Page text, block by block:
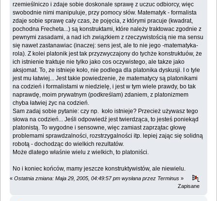
rzemieślniczo i zdaje sobie doskonale sprawę z uczuc odbiorcy, więc
swobodnie nimi manipuluje, przy pomocy słów. Matematyk - formalista
zdaje sobie sprawę cały czas, że pojęcia, z którymi pracuje (kwadrat,
pochodna Frecheta...) są konstruktami, które należy traktowac zgodnie z
pewnymi zasadami, a nad ich związkiem z rzeczywistością nie ma sensu
się nawet zastanawiac (inaczej: sens jest, ale to nie jego -matematyka-
rola). Z kolei platonik jest tak przyzwyczajony do tychże konstruktuów, że
ich istnienie traktuje nie tylko jako cos oczywistego, ale takze jako
aksjomat. To, ze istnieje koło, nie podlega dla platonika dyskusji. I o tyle
jest mu łatwiej... Jest takie powiedzenie, że matematycy są platonikami
na codzień i formalistami w niedzielę, i jest w tym wiele prawdy, bo tak
naprawdę, moim prywatnym (podkreślam) zdaniem, z platonizmem
chyba łatwiej życ na codzień.
Sam zadaj sobie pytanie: czy np. koło istnieje? Przecież używasz tego
słowa na codzień... Jeśli odpowiedź jest twierdząca, to jesteś poniekąd
platonistą. To wygodne i sensowne, więc zamiast zaprzątac głowę
problemami sprawdzalności, rozstrzygalności itp. lepiej zając się solidną
robotą - dochodząc do wielkich rezultatów.
Może dlatego właśnie wielu z wielkich, to platoniści.
No i koniec końców, mamy jeszcze konstruktywistów, ale niewielu.
« Ostatnia zmiana: Maja 29, 2005, 04:49:57 pm wysłana przez Terminus »
Zapisane